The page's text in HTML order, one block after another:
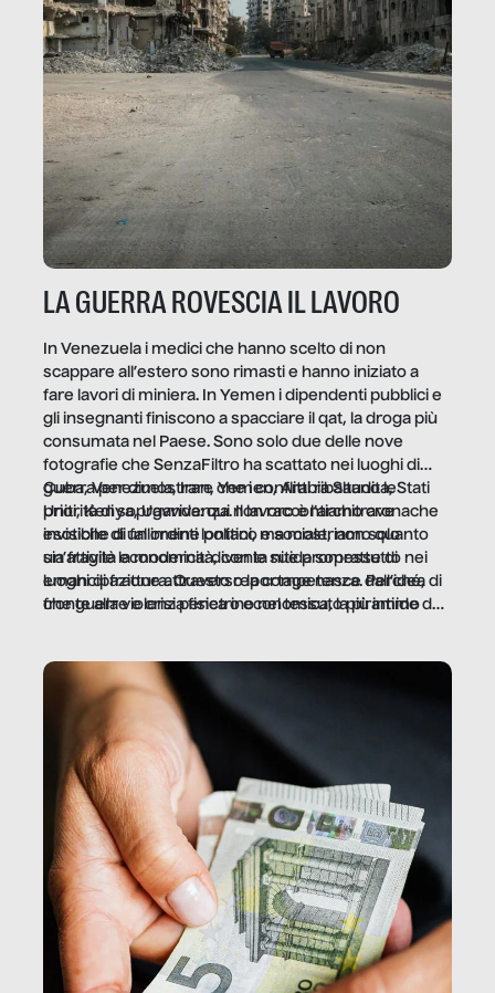
LA GUERRA ROVESCIA IL LAVORO
In Venezuela i medici che hanno scelto di non
scappare all’estero sono rimasti e hanno iniziato a
fare lavori di miniera. In Yemen i dipendenti pubblici e
gli insegnanti finiscono a spacciare il qat, la droga più
consumata nel Paese. Sono solo due delle nove
fotografie che SenzaFiltro ha scattato nei luoghi di
guerra per dimostrare che i conflitti ribaltano le
priorità di sopravvivenza. Il lavoro è l’architrave
invisibile di un ordine politico e sociale, non solo
un’attività economica: diventa nitida soprattutto nei
luoghi di frattura. Questo reportage nasce dall’idea
che guerre e crisi penetrino nel tessuto più intimo
Cuba, Venezuela, Iran, Yemen, Arabia Saudita, Stati
Uniti, Kenya, Uganda: qui non raccontiamo cronache
esotiche di fallimenti lontani, ma mostriamo quanto
sia fragile la modernità, con le sue promesse di
emancipazione attraverso la competenza. Perché, di
fronte alla violenza fisica o economica, la piramide del